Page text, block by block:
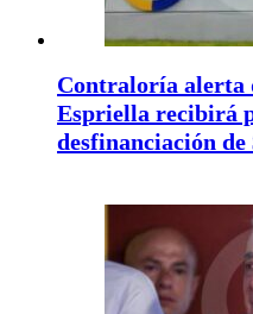
Contraloría alerta
Espriella recibirá
desfinanciación de